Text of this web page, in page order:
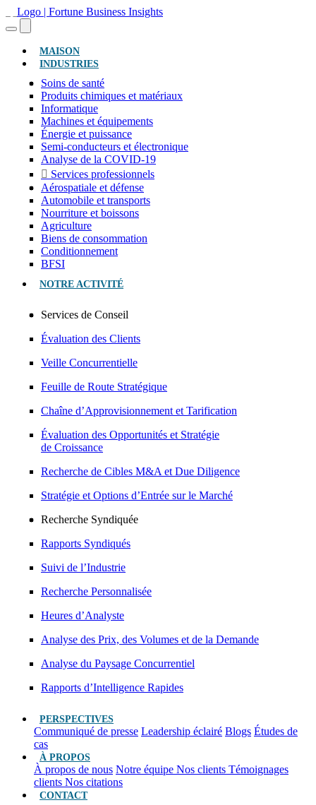
MAISON(ACTUEL)
INDUSTRIES
Soins de santé
Produits chimiques et matériaux
Informatique
Machines et équipements
Énergie et puissance
Semi-conducteurs et électronique
Analyse de la COVID-19
Services professionnels
Aérospatiale et défense
Automobile et transports
Nourriture et boissons
Agriculture
Biens de consommation
Conditionnement
BFSI
NOTRE ACTIVITÉ
Services de Conseil
Évaluation des Clients
Veille Concurrentielle
Feuille de Route Stratégique
Chaîne d’Approvisionnement et Tarification
Évaluation des Opportunités et Stratégie
de Croissance
Recherche de Cibles M&A et Due Diligence
Stratégie et Options d’Entrée sur le Marché
Recherche Syndiquée
Rapports Syndiqués
Suivi de l’Industrie
Recherche Personnalisée
Heures d’Analyste
Analyse des Prix, des Volumes et de la Demande
Analyse du Paysage Concurrentiel
Rapports d’Intelligence Rapides
PERSPECTIVES
Communiqué de presse Leadership éclairé Blogs Études de
cas
À PROPOS
À propos de nous Notre équipe Nos clients Témoignages
clients Nos citations
CONTACT